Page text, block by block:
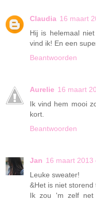
Claudia 16 maart
Hij is helemaal
vind ik! En een
Beantwoorden
Aurelie 16 maart
Ik vind hem mooi
kort.
Beantwoorden
Jan 16 maart 2013
Leuke sweater!
&Het is niet
Ik zou 'm zelf net